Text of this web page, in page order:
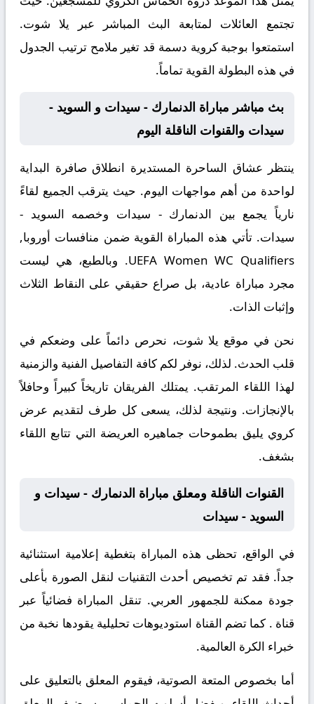
تجتمع العائلات لمتابعة البث المباشر عبر يلا شوت.
استمتعوا بوجبة كروية دسمة قد تغير ملامح ترتيب الجدول
في هذه البطولة القوية تماماً.
بث مباشر مباراة الدنمارك - سيدات و السويد -
سيدات والقنوات الناقلة اليوم
ينتظر عشاق الساحرة المستديرة انطلاق صافرة البداية
لواحدة من أهم مواجهات اليوم. حيث يترقب الجميع لقاءً
نارياً يجمع بين الدنمارك - سيدات وخصمه السويد -
سيدات. تأتي هذه المباراة القوية ضمن منافسات أوروبا,
UEFA Women WC Qualifiers. وبالطبع، هي ليست
مجرد مباراة عادية، بل صراع حقيقي على النقاط الثلاث
وإثبات الذات.
نحن في موقع يلا شوت، نحرص دائماً على وضعكم في
قلب الحدث. لذلك، نوفر لكم كافة التفاصيل الفنية والزمنية
لهذا اللقاء المرتقب. يمتلك الفريقان تاريخاً كبيراً وحافلاً
بالإنجازات. ونتيجة لذلك، يسعى كل طرف لتقديم عرض
كروي يليق بطموحات جماهيره العريضة التي تتابع اللقاء
بشغف.
القنوات الناقلة ومعلق مباراة الدنمارك - سيدات و
السويد - سيدات
في الواقع، تحظى هذه المباراة بتغطية إعلامية استثنائية
جداً. فقد تم تخصيص أحدث التقنيات لنقل الصورة بأعلى
جودة ممكنة للجمهور العربي. تنقل المباراة فضائياً عبر
قناة . كما تضم القناة استوديوهات تحليلية يقودها نخبة من
خبراء الكرة العالمية.
أما بخصوص المتعة الصوتية، فيقوم المعلق بالتعليق على